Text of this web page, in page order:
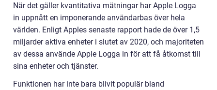
När det gäller kvantitativa mätningar har Apple Logga
in uppnått en imponerande användarbas över hela
världen. Enligt Apples senaste rapport hade de över 1,5
miljarder aktiva enheter i slutet av 2020, och majoriteten
av dessa använde Apple Logga in för att få åtkomst till
sina enheter och tjänster.
Funktionen har inte bara blivit populär bland